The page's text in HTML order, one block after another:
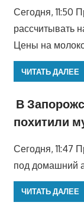
Сегодня, 11:50
рассчитывать
Цены на
ЧИТАТЬ ДАЛЕЕ
В
похитили
Сегодня, 11:47
под домашний
ЧИТАТЬ ДАЛЕЕ